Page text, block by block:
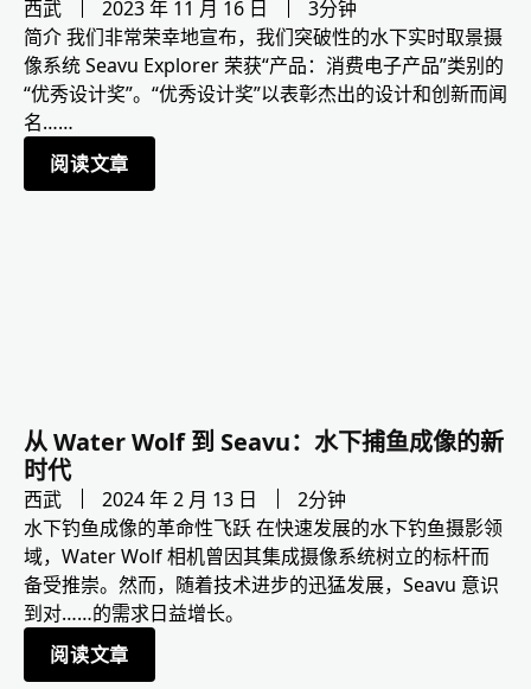
西武 2023 年 11 月 16 日
3分钟
简介 我们非常荣幸地宣布，我们突破性的水下实时取景摄
像系统 Seavu Explorer 荣获“产品：消费电子产品”类别的
“优秀设计奖”。“优秀设计奖”以表彰杰出的设计和创新而闻
名……
阅读文章
从 Water Wolf 到 Seavu：水下捕鱼成像的新
时代
西武 2024 年 2 月 13 日
2分钟
水下钓鱼成像的革命性飞跃 在快速发展的水下钓鱼摄影领
域，Water Wolf 相机曾因其集成摄像系统树立的标杆而
备受推崇。然而，随着技术进步的迅猛发展，Seavu 意识
到对……的需求日益增长。
阅读文章